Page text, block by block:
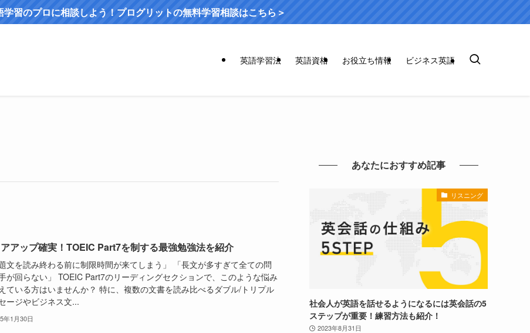
学習のプロに相談しよう！プログリットの無料学習相談はこちら＞
英語学習法 英語資格 お役立ち情報 ビジネス英語
アップ確実！TOEIC Part7を制する最強勉強法を紹介
題文を読み終わる前に制限時間が来てしまう」 「長文が多すぎて全ての問
が回らない」 TOEIC Part7のリーディングセクションで、このような悩み
ている方はいませんか？ 特に、複数の文書を読み比べるダブル/トリプル
ージやビジネス文...
年1月30日
あなたにおすすめ記事
リスニング
社会人が英語を話せるようになるには英会話の5
ステップが重要！練習方法も紹介！
2023年8月31日